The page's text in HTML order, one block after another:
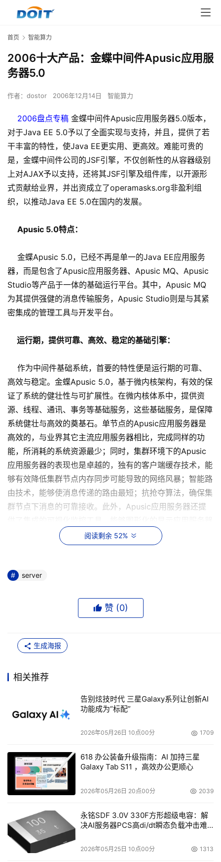
首页 智能算力
2006十大产品：金蝶中间件Apusic应用服
务器5.0
作者： dostor 2006年12月14日 智能算力
2006盘点专稿 金蝶中间件Apusic应用服务器5.0版本，
对于Java EE 5.0予以了全面实现与支持，并且，提供了若
干丰富的特性，使Java EE更实用、更高效。难能可贵的
是，金蝶中间件公司的JSF引擎，不仅创新性的从容器级别
上对AJAX予以支持，还将其JSF引擎及组件库，以开源形
式贡献给业界，并出资成立了operamasks.org非盈利组
织，以推动Java EE 5.0在国内的发展。
Apusic 5.0特点：
金蝶Apusic 5.0，已经不再是单一的Java EE应用服务
器，而是包含了Apusic应用服务器、Apusic MQ、Apusic
Studio等产品于一体的基础运行平台。其中，Apusic MQ
为其提供强健的消息传输服务，Apusic Studio则是与其紧
密集成的管理工具与开发平台。
运行期，提供可靠、高效、稳定的基础引擎：
作为中间件基础系统，首要的特性便是运行期的可靠、
高效与稳定。金蝶Apusic 5.0，基于微内核架构，有效的保
证了系统的健壮性与可扩展性。在微内核体系中，提供资
源、线程、通讯、事务等基础服务，这些基础服务，是保障
系统健壮与高效的奠基石。单节点的Apusic应用服务器是
高效的，与业界其它主流应用服务器相比，完成同样的功
能，所消耗的系统资源最少；同时，集群环境下的Apusic
应用服务器的表现也是卓越的，独有的客户端缓存技术，能
够有效降低集群节点内存同步可能导致的网络风暴；智能路
由技术，能够使消息传递的路由最短；抗抢夺算法，确保集
群节点下消息的可靠接收。此外，Apusic应用服务器还提
所承受的负载，包括对数据源的监控、对Http请求的监控
等，当负载到达某一临界点时，应用服务器适时的提醒与警
一切尽在掌握。
开发期，辅以快速、轻量、敏捷的集成开发环境：
Eclipse技术的集成式管理工具与开发平台。Apusic Studio
可以轻松、快速的完成EJB 3.0 的开发、JSP/JSF的开发、
Studio中开发Java EE 5.0应用，你无需再去考虑部署、配
置等繁琐过程，所有的操作都变得轻量、敏捷起来，只需要
通过简单的鼠标点击即可一体化完成。而对EJB、JSP、
Studio还全面集成了Profile工具，能够对业务系统出现的性
能瓶颈、内存漏洞进行分析，有效的解决应用系统可能出现
的种种问题。同时，Apusic Studio还是一个全面的Apusic
应用服务器的管理与监控平台，能够对随时应用服务器的运
行状况有一个清晰的了解。
扩展期，通过对SOA的全面支持，获得随需应变的能
阅读剩余 52%
server
赞 (0)
生成海报
相关推荐
告别炫技时代 三星Galaxy系列让创新AI
功能成为“标配”
2026年05月26日 10点00分 1709
618 办公装备升级指南：AI 加持三星
Galaxy Tab S11 ，高效办公更顺心
2026年05月26日 20点00分 2039
永铭SDF 3.0V 330F方形超级电容：解
决AI服务器PCS高di/dt瞬态负载冲击难
2026年05月25日 10点00分 1313